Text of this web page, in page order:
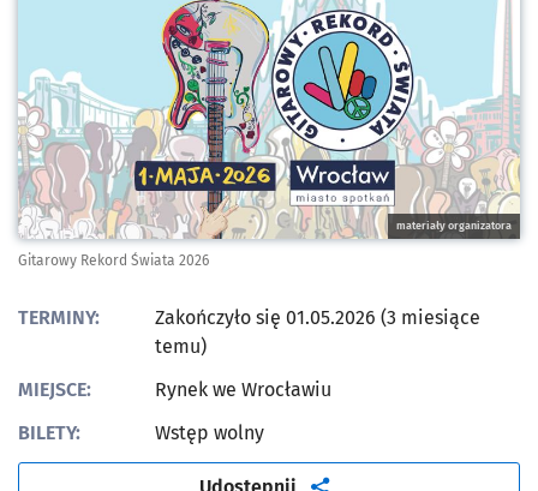
materiały organizatora
Gitarowy Rekord Świata 2026
TERMINY:
Zakończyło się 01.05.2026 (3 miesiące
temu)
MIEJSCE:
Rynek we Wrocławiu
BILETY:
Wstęp wolny
artykuł